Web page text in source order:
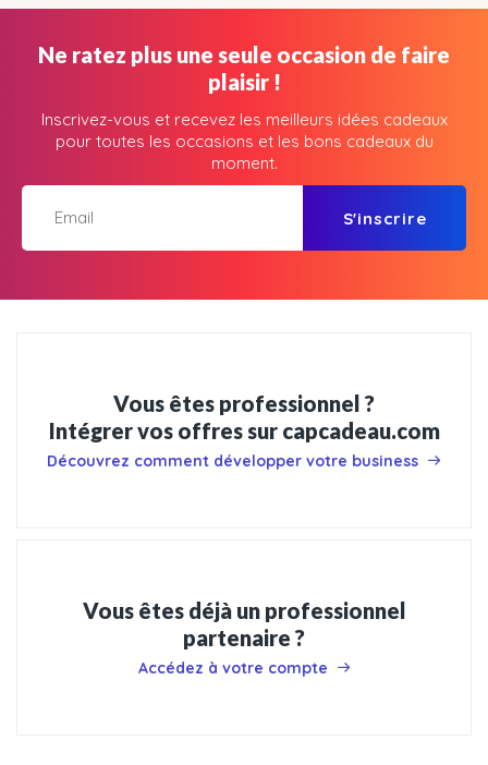
Ne ratez plus une seule occasion de faire
plaisir !
Inscrivez-vous et recevez les meilleurs idées cadeaux
pour toutes les occasions et les bons cadeaux du
moment.
S'inscrire
Vous êtes professionnel ?
Intégrer vos offres sur capcadeau.com
Découvrez comment développer votre business
Vous êtes déjà un professionnel
partenaire ?
Accédez à votre compte